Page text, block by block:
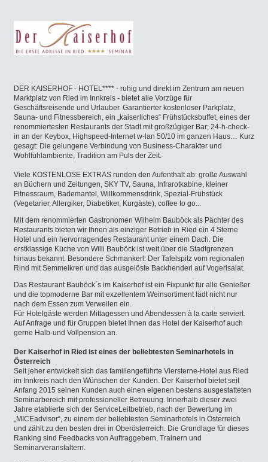
DER KAISERHOF - HOTEL**** - ruhig und direkt im Zentrum am neuen
Marktplatz von Ried im Innkreis - bietet alle Vorzüge für
Geschäftsreisende und Urlauber. Garantierter kostenloser Parkplatz,
Sauna- und Fitnessbereich, ein „kaiserliches“ Frühstücksbuffet, eines der
renommiertesten Restaurants der Stadt mit großzügiger Bar; 24-h-check-
in an der Keybox, Highspeed-Internet w-lan 50/10 im ganzen Haus… Kurz
gesagt: Die gelungene Verbindung von Business-Charakter und
Wohlfühlambiente, Tradition am Puls der Zeit.
Viele KOSTENLOSE EXTRAS runden den Aufenthalt ab: große Auswahl
an Büchern und Zeitungen, SKY TV, Sauna, Infrarotkabine, kleiner
Fitnessraum, Bademantel, Willkommensdrink, Spezial-Frühstück
(Vegetarier, Allergiker, Diabetiker, Kurgäste), coffee to go...
Mit dem renommierten Gastronomen Wilhelm Bauböck als Pächter des
Restaurants bieten wir Ihnen als einziger Betrieb in Ried ein 4 Sterne
Hotel und ein hervorragendes Restaurant unter einem Dach. Die
erstklassige Küche von Willi Bauböck ist weit über die Stadtgrenzen
hinaus bekannt. Besondere Schmankerl: Der Tafelspitz vom regionalen
Rind mit Semmelkren und das ausgelöste Backhenderl auf Vogerlsalat.
Das Restaurant Bauböck´s im Kaiserhof ist ein Fixpunkt für alle Genießer
und die topmoderne Bar mit exzellentem Weinsortiment lädt nicht nur
nach dem Essen zum Verweilen ein.
Für Hotelgäste werden Mittagessen und Abendessen à la carte serviert.
Auf Anfrage und für Gruppen bietet Ihnen das Hotel der Kaiserhof auch
gerne Halb-und Vollpension an.
Der Kaiserhof in Ried ist eines der beliebtesten Seminarhotels in
Österreich
Seit jeher entwickelt sich das familiengeführte Viersterne-Hotel aus Ried
im Innkreis nach den Wünschen der Kunden. Der Kaiserhof bietet seit
Anfang 2015 seinen Kunden auch einen eigenen bestens ausgestatteten
Seminarbereich mit professioneller Betreuung. Innerhalb dieser zwei
Jahre etablierte sich der ServiceLeitbetrieb, nach der Bewertung im
„MICEadvisor“, zu einem der beliebtesten Seminarhotels in Österreich
und zählt zu den besten drei in Oberösterreich. Die Grundlage für dieses
Ranking sind Feedbacks von Auftraggebern, Trainern und
Seminarveranstaltern.